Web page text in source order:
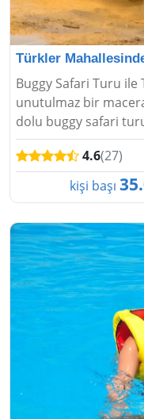
Türkler
Buggy Safari Turu
unutulmaz bir macera
dolu buggy safari
çıkarın....
4.6(27)
kişi başı